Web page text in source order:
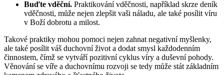
Buďte vděční. Praktikování vděčnosti, například skrze deník
vděčnosti, může nejen zlepšit vaši náladu, ale také posílit víru
v Boží dobrotu a milost.
Takové praktiky mohou pomoci nejen zahnat negativní myšlenky,
ale také posílit váš duchovní život a dodat smysl každodenním
činnostem, čímž se vytváří pozitivní cyklus víry a duševní pohody.
Věnování se víře a duchovnímu rozvoji se tedy může stát základním